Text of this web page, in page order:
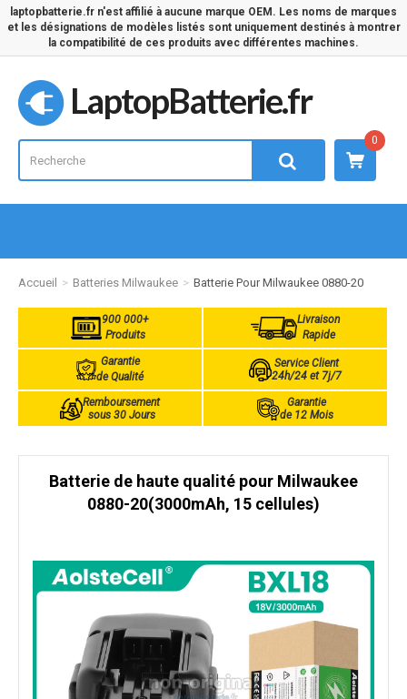
laptopbatterie.fr n'est affilié à aucune marque OEM. Les noms de marques
et les désignations de modèles listés sont uniquement destinés à montrer
la compatibilité de ces produits avec différentes machines.
LaptopBatterie.fr
0
Accueil Batteries Milwaukee Batterie Pour Milwaukee 0880-20
900 000+
Produits
Livraison
Rapide
Garantie
de Qualité
Service Client
24h/24 et 7j/7
Remboursement
sous 30 Jours
Garantie
de 12 Mois
Batterie de haute qualité pour Milwaukee
0880-20(3000mAh, 15 cellules)